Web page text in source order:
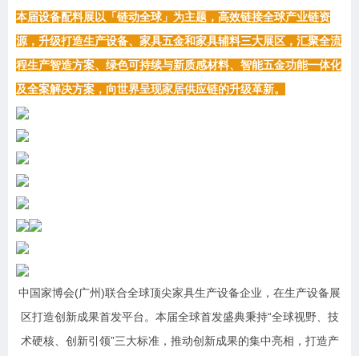
本届设备配料展以「链动全球」为主题， 高效链接全球产业链资
源， 升级打造生产设备、家具五金和家具辅料三大展区， 汇聚全流
程生产智造方案、绿色可持续与新质感材料、智能五金功能一体化
及全案解决方案， 向世界呈现家居供应链的升级革新。
中国家博会(广州)联合全球顶尖家具生产设备企业，在生产设备展
区打造创新成果首发平台。本届全球首发盛典秉持“全球视野、技
术硬核、创新引领”三大标准，推动创新成果的集中亮相，打造产